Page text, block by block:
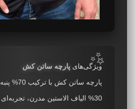
ویژگی‌های پارچه ساتن کش
پارچه ساتن
30% الیاف الاستین مدرن،